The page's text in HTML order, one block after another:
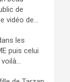
de
vidéo de...
les
puis celui